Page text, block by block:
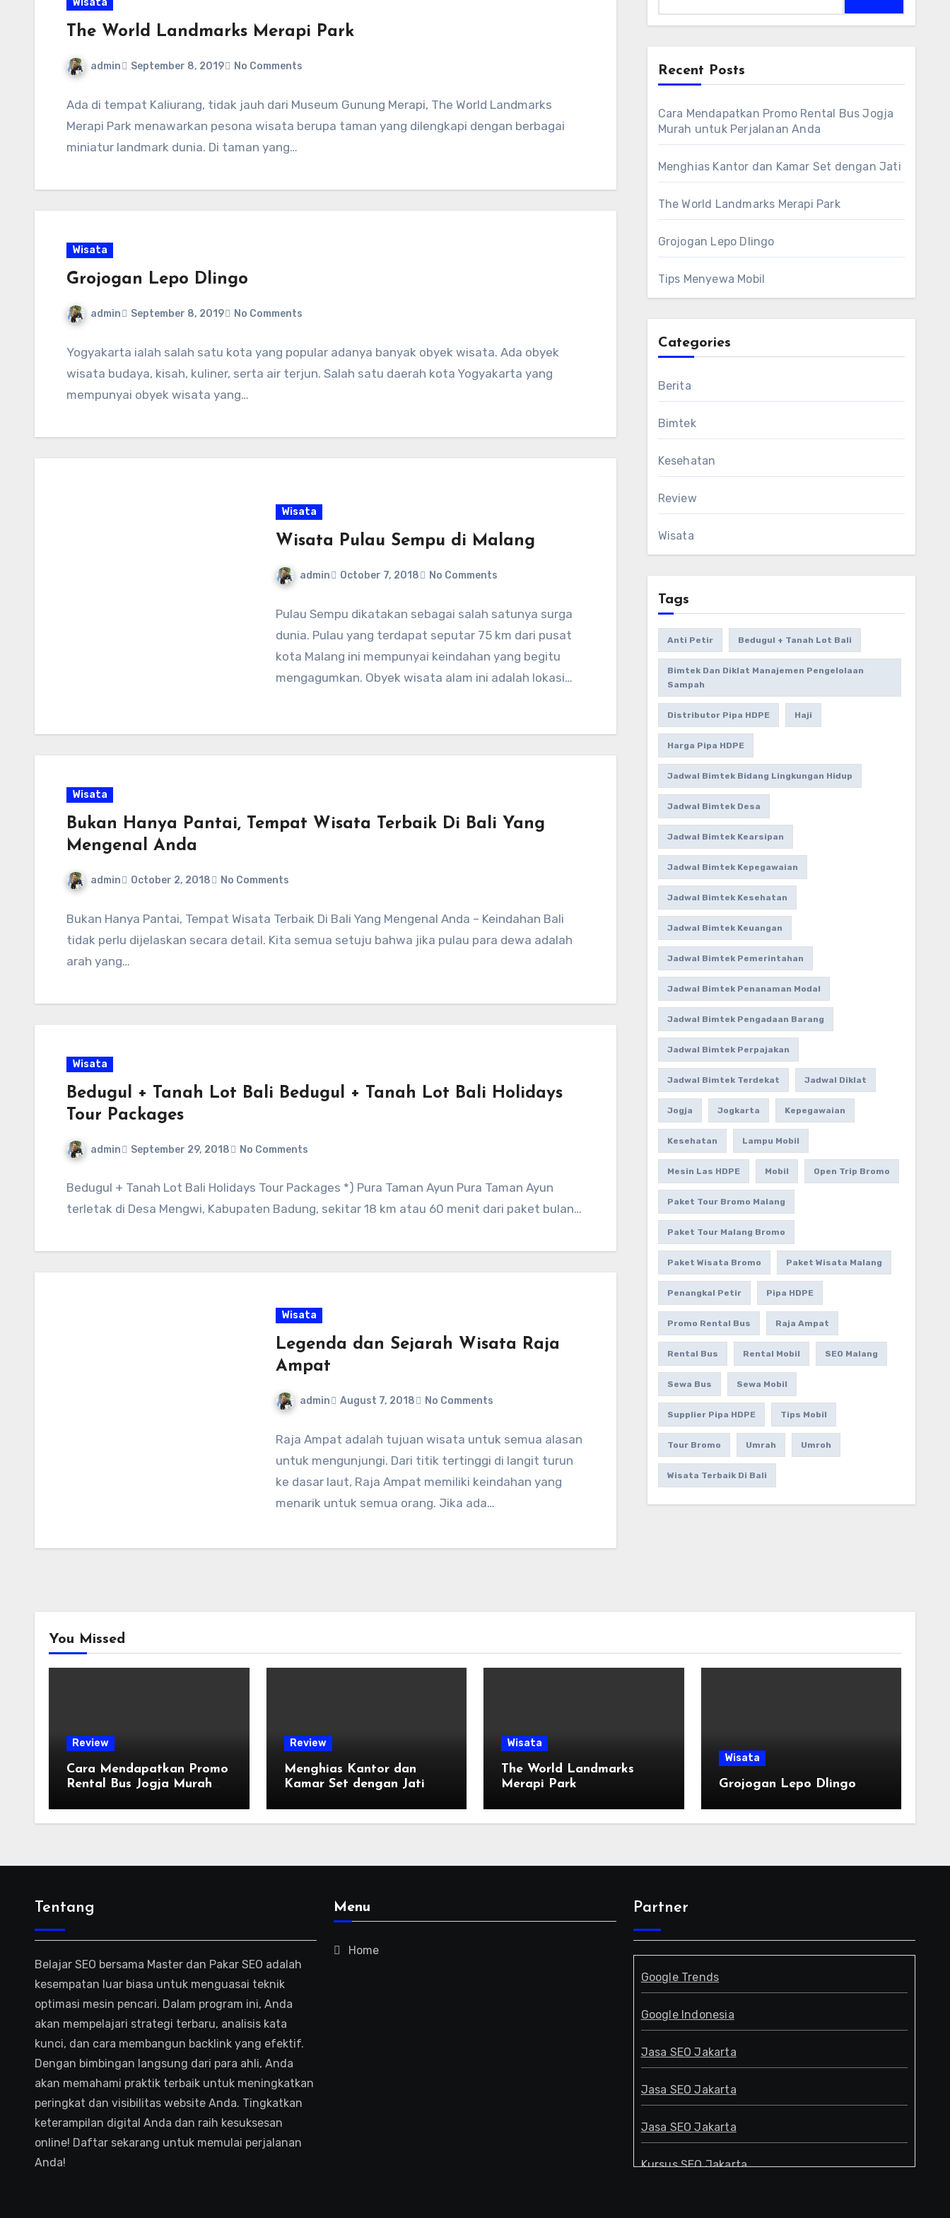
Wisata
The World Landmarks Merapi Park
admin September 8, 2019 No Comments
Ada di tempat Kaliurang, tidak jauh dari Museum Gunung Merapi, The World Landmarks
Merapi Park menawarkan pesona wisata berupa taman yang dilengkapi dengan berbagai
miniatur landmark dunia. Di taman yang…
Wisata
Grojogan Lepo Dlingo
admin September 8, 2019 No Comments
Yogyakarta ialah salah satu kota yang popular adanya banyak obyek wisata. Ada obyek
wisata budaya, kisah, kuliner, serta air terjun. Salah satu daerah kota Yogyakarta yang
mempunyai obyek wisata yang…
Wisata
Wisata Pulau Sempu di Malang
admin October 7, 2018 No Comments
Pulau Sempu dikatakan sebagai salah satunya surga
dunia. Pulau yang terdapat seputar 75 km dari pusat
kota Malang ini mempunyai keindahan yang begitu
mengagumkan. Obyek wisata alam ini adalah lokasi…
Wisata
Bukan Hanya Pantai, Tempat Wisata Terbaik Di Bali Yang
Mengenal Anda
admin October 2, 2018 No Comments
Bukan Hanya Pantai, Tempat Wisata Terbaik Di Bali Yang Mengenal Anda – Keindahan Bali
tidak perlu dijelaskan secara detail. Kita semua setuju bahwa jika pulau para dewa adalah
arah yang…
Wisata
Bedugul + Tanah Lot Bali Bedugul + Tanah Lot Bali Holidays
Tour Packages
admin September 29, 2018 No Comments
Bedugul + Tanah Lot Bali Holidays Tour Packages *) Pura Taman Ayun Pura Taman Ayun
terletak di Desa Mengwi, Kabupaten Badung, sekitar 18 km atau 60 menit dari paket bulan…
Wisata
Legenda dan Sejarah Wisata Raja
Ampat
admin August 7, 2018 No Comments
Raja Ampat adalah tujuan wisata untuk semua alasan
untuk mengunjungi. Dari titik tertinggi di langit turun
ke dasar laut, Raja Ampat memiliki keindahan yang
menarik untuk semua orang. Jika ada…
Recent Posts
Cara Mendapatkan Promo Rental Bus Jogja
Murah untuk Perjalanan Anda
Menghias Kantor dan Kamar Set dengan Jati
The World Landmarks Merapi Park
Grojogan Lepo Dlingo
Tips Menyewa Mobil
Categories
Berita
Bimtek
Kesehatan
Review
Wisata
Tags
Anti Petir Bedugul + Tanah Lot Bali
Bimtek Dan Diklat Manajemen Pengelolaan
Sampah
Distributor Pipa HDPE Haji
Harga Pipa HDPE
Jadwal Bimtek Bidang Lingkungan Hidup
Jadwal Bimtek Desa
Jadwal Bimtek Kearsipan
Jadwal Bimtek Kepegawaian
Jadwal Bimtek Kesehatan
Jadwal Bimtek Keuangan
Jadwal Bimtek Pemerintahan
Jadwal Bimtek Penanaman Modal
Jadwal Bimtek Pengadaan Barang
Jadwal Bimtek Perpajakan
Jadwal Bimtek Terdekat Jadwal Diklat
Jogja Jogkarta Kepegawaian
Kesehatan Lampu Mobil
Mesin Las HDPE Mobil Open Trip Bromo
Paket Tour Bromo Malang
Paket Tour Malang Bromo
Paket Wisata Bromo Paket Wisata Malang
Penangkal Petir Pipa HDPE
Promo Rental Bus Raja Ampat
Rental Bus Rental Mobil SEO Malang
Sewa Bus Sewa Mobil
Supplier Pipa HDPE Tips Mobil
Tour Bromo Umrah Umroh
Wisata Terbaik Di Bali
You Missed
Review
Cara Mendapatkan Promo
Rental Bus Jogja Murah
Review
Menghias Kantor dan
Kamar Set dengan Jati
Wisata
The World Landmarks
Merapi Park
Wisata
Grojogan Lepo Dlingo
Tentang
Belajar SEO bersama Master dan Pakar SEO adalah
kesempatan luar biasa untuk menguasai teknik
optimasi mesin pencari. Dalam program ini, Anda
akan mempelajari strategi terbaru, analisis kata
kunci, dan cara membangun backlink yang efektif.
Dengan bimbingan langsung dari para ahli, Anda
akan memahami praktik terbaik untuk meningkatkan
peringkat dan visibilitas website Anda. Tingkatkan
keterampilan digital Anda dan raih kesuksesan
online! Daftar sekarang untuk memulai perjalanan
Anda!
Menu
Home
Partner
Google Trends
Google Indonesia
Jasa SEO Jakarta
Jasa SEO Jakarta
Jasa SEO Jakarta
Kursus SEO Jakarta